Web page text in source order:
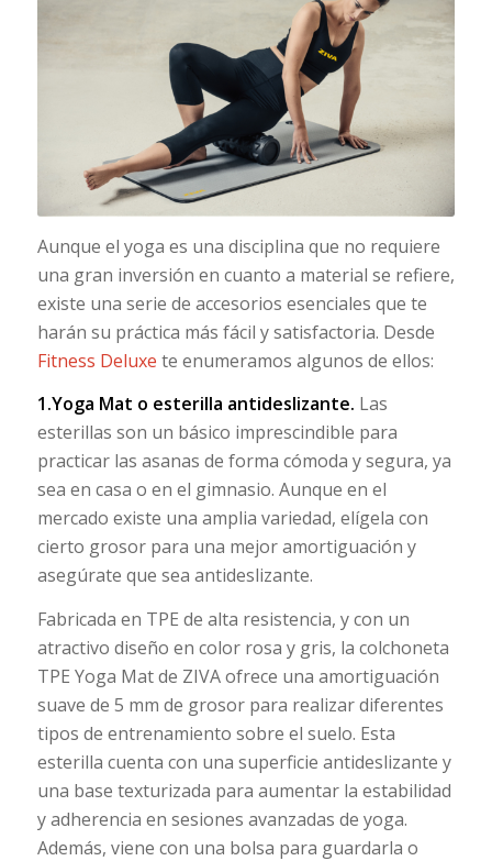
Aunque el yoga es una disciplina que no requiere
una gran inversión en cuanto a material se refiere,
existe una serie de accesorios esenciales que te
harán su práctica más fácil y satisfactoria. Desde
Fitness Deluxe te enumeramos algunos de ellos:
1.Yoga Mat o esterilla antideslizante. Las
esterillas son un básico imprescindible para
practicar las asanas de forma cómoda y segura, ya
sea en casa o en el gimnasio. Aunque en el
mercado existe una amplia variedad, elígela con
cierto grosor para una mejor amortiguación y
asegúrate que sea antideslizante.
Fabricada en TPE de alta resistencia, y con un
atractivo diseño en color rosa y gris, la colchoneta
TPE Yoga Mat de ZIVA ofrece una amortiguación
suave de 5 mm de grosor para realizar diferentes
tipos de entrenamiento sobre el suelo. Esta
esterilla cuenta con una superficie antideslizante y
una base texturizada para aumentar la estabilidad
y adherencia en sesiones avanzadas de yoga.
Además, viene con una bolsa para guardarla o